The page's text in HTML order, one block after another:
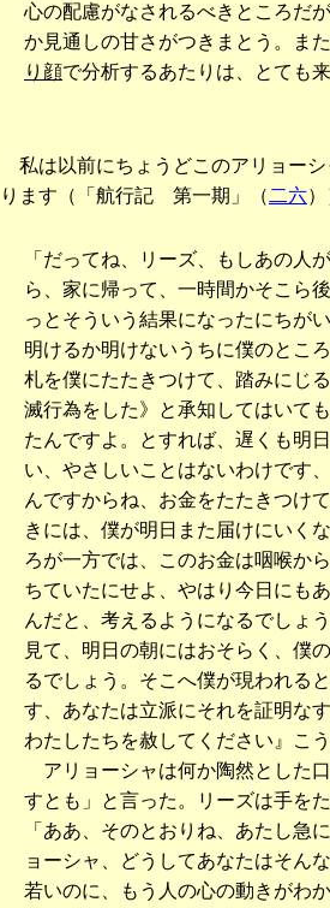
心の配慮がなされるべきところだ
か見通しの甘さがつきまとう。ま
り顔で分析するあたりは、とても
私は以前にちょうどこのアリョー
ります（「航行記 第一期」（ 二六
「だってね、リーズ、もしあの人
ら、家に帰って、一時間かそこら
っとそういう結果になったにちが
明けるか明けないうちに僕のとこ
札を僕にたたきつけて、踏みにじ
滅行為をした》と承知してはいて
たんですよ。とすれば、遅くも明
い、やさしいことはないわけです
んですからね、お金をたたきつけ
きには、僕が明日また届けにいく
ろが一方では、このお金は咽喉か
ちていたにせよ、やはり今日にも
んだと、考えるようになるでしょ
見て、明日の朝にはおそらく、僕
るでしょう。そこへ僕が現われる
す、あなたは立派にそれを証明な
わたしたちを赦してください』こ
アリョーシャは何か陶然とした
すとも」と言った。リーズは手を
「ああ、そのとおりね、あたし
ョーシャ、どうしてあなたはそ
若いのに、もう人の心の動きが